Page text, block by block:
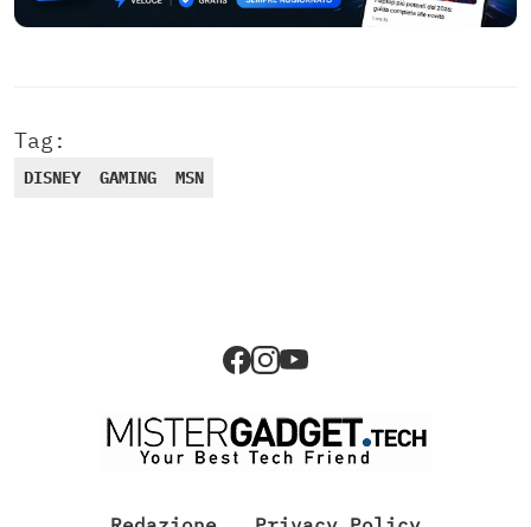
Tag:
DISNEY GAMING MSN